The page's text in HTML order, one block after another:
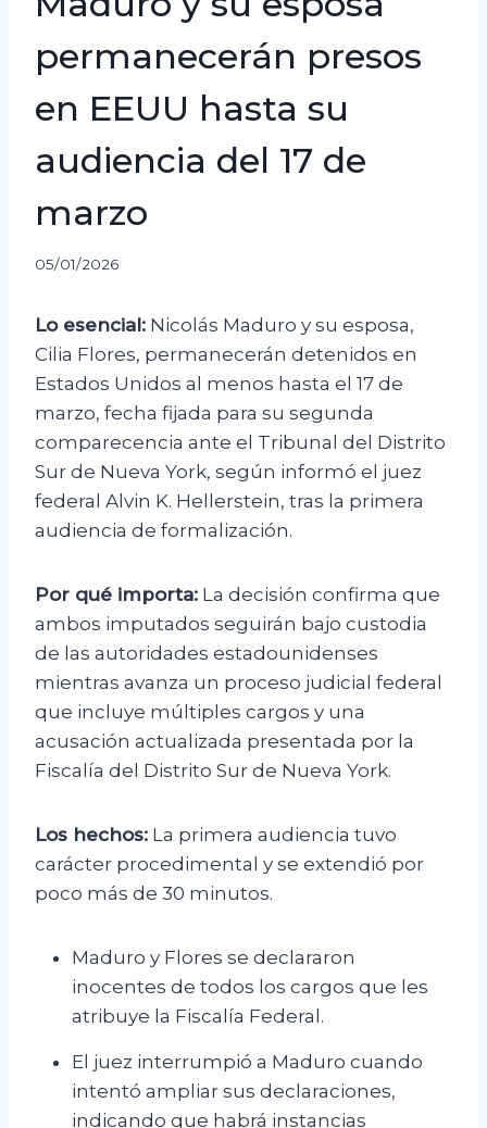
permanecerán presos
en EEUU hasta su
audiencia del 17 de
marzo
05/01/2026
Lo esencial: Nicolás Maduro y su esposa,
Cilia Flores, permanecerán detenidos en
Estados Unidos al menos hasta el 17 de
marzo, fecha fijada para su segunda
comparecencia ante el Tribunal del Distrito
Sur de Nueva York, según informó el juez
federal Alvin K. Hellerstein, tras la primera
audiencia de formalización.
Por qué importa: La decisión confirma que
ambos imputados seguirán bajo custodia
de las autoridades estadounidenses
mientras avanza un proceso judicial federal
que incluye múltiples cargos y una
acusación actualizada presentada por la
Fiscalía del Distrito Sur de Nueva York.
Los hechos: La primera audiencia tuvo
carácter procedimental y se extendió por
poco más de 30 minutos.
Maduro y Flores se declararon
inocentes de todos los cargos que les
atribuye la Fiscalía Federal.
El juez interrumpió a Maduro cuando
intentó ampliar sus declaraciones,
indicando que habrá instancias